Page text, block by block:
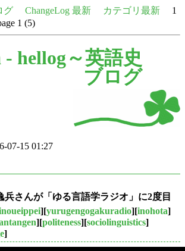
グ ChangeLog 最新 カテゴリ最新 1
1 (5)
- hellog～英語史
ブログ
07-15 01:27
兵さんが「ゆる言語学ラジオ」に2度目
][yurugengogakuradio][inohota]
][politeness][sociolinguistics]
]